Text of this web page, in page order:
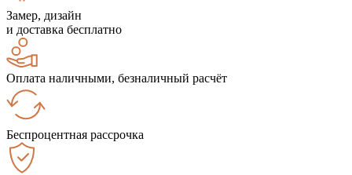
Замер, дизайн
и доставка бесплатно
Оплата наличными, безналичный расчёт
Беспроцентная рассрочка